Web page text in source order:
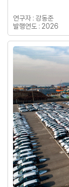
연구자 : 강동준
발행연도 : 2026